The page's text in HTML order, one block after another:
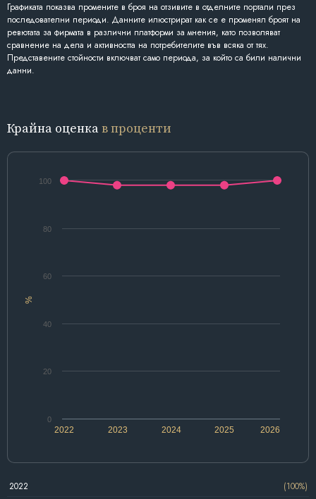
Графиката показва промените в броя на отзивите в отделните портали през
последователни периоди. Данните илюстрират как се е променял броят на
ревютата за фирмата в различни платформи за мнения, като позволяват
сравнение на дела и активността на потребителите във всяка от тях.
Представените стойности включват само периода, за който са били налични
данни.
Крайна оценкав проценти
%
2022 2024 2026
2023 2025
0
20
40
60
80
100
2022
(100%)